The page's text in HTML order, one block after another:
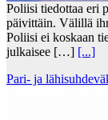
Poliisi tiedottaa eri
päivittäin. Välillä
Poliisi ei koskaan
julkaisee […] [...]
Pari- ja